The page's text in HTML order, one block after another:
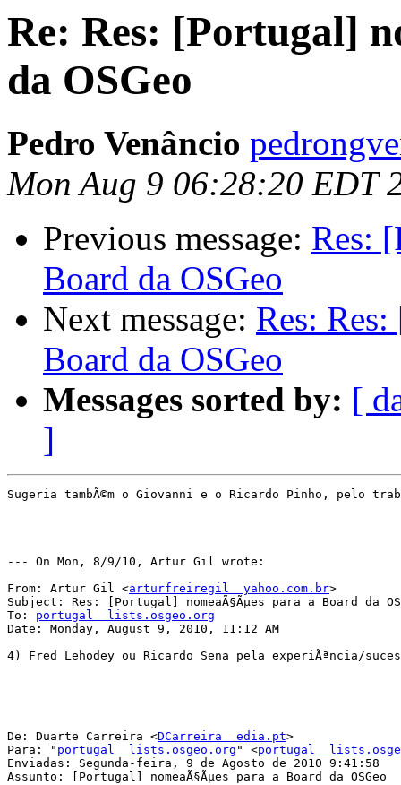
Re: Res: [Portugal]
da OSGeo
Pedro Venâncio
Mon Aug 9 06:28:20 EDT
Previous message: Res:
Board da OSGeo
Next message: Res:
Board da OSGeo
Messages sorted by: [
]
Sugeria tambÃ©m o Giovanni e o Ricardo Pinho, pelo
--- On Mon, 8/9/10, Artur Gil wrote:
From: Artur Gil <arturfreiregil  yahoo.com.br>
Subject: Res: [Portugal] nomeaÃ§Ãµes para a Board da
To: portugal  lists.osgeo.org
Date: Monday, August 9, 2010, 11:12 AM
4) Fred Lehodey ou Ricardo Sena pela experiÃªncia/
De: Duarte Carreira <DCarreira  edia.pt>
Para: " portugal  lists.osgeo.org " <portugal
Enviadas: Segunda-feira, 9 de Agosto de 2010 9:41:58
Assunto: [Portugal] nomeaÃ§Ãµes para a Board da OSGeo